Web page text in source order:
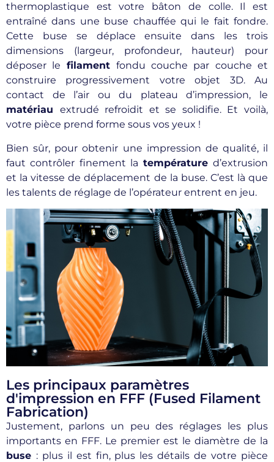
thermoplastique est votre bâton de colle. Il est
entraîné dans une buse chauffée qui le fait fondre.
Cette buse se déplace ensuite dans les trois
dimensions (largeur, profondeur, hauteur) pour
déposer le filament fondu couche par couche et
construire progressivement votre objet 3D. Au
contact de l’air ou du plateau d’impression, le
matériau extrudé refroidit et se solidifie. Et voilà,
votre pièce prend forme sous vos yeux !
Bien sûr, pour obtenir une impression de qualité, il
faut contrôler finement la températured’extrusion
et la vitesse de déplacement de la buse. C’est là que
les talents de réglage de l’opérateur entrent en jeu.
Les principaux paramètres
d'impression en FFF (Fused Filament
Fabrication)
Justement, parlons un peu des réglages les plus
importants en FFF. Le premier est le diamètre de la
buse : plus il est fin, plus les détails de votre pièce